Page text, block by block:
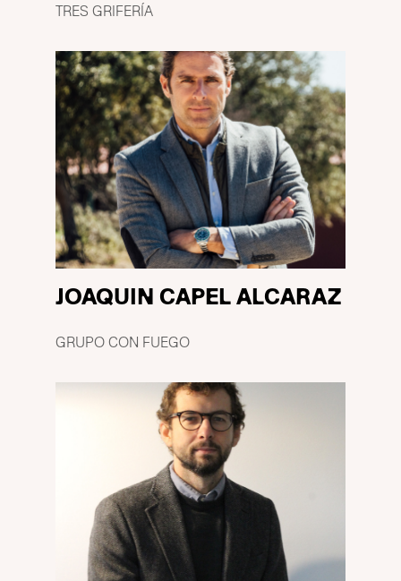
TRES GRIFERÍA
JOAQUIN CAPEL ALCARAZ
GRUPO CON FUEGO